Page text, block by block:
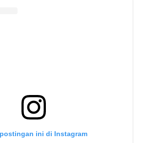
ini di Instagram